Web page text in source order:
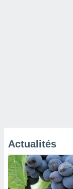
Actualités